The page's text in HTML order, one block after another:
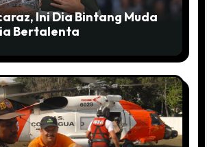
Ini Dia Bintang Muda
Bertalenta